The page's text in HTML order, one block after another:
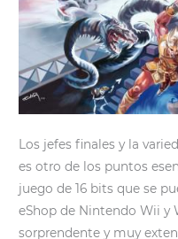
Los jefes finales y la
es otro de los puntos
juego de 16 bits que se
eShop de Nintendo Wii y
sorprendente y muy